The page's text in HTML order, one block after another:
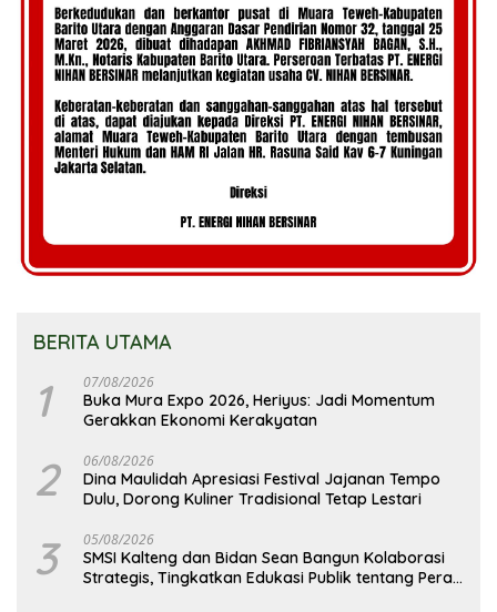
BERITA UTAMA
1 07/08/2026
Buka Mura Expo 2026, Heriyus: Jadi Momentum
Gerakkan Ekonomi Kerakyatan
2 06/08/2026
Dina Maulidah Apresiasi Festival Jajanan Tempo
Dulu, Dorong Kuliner Tradisional Tetap Lestari
3 05/08/2026
SMSI Kalteng dan Bidan Sean Bangun Kolaborasi
Strategis, Tingkatkan Edukasi Publik tentang Peran